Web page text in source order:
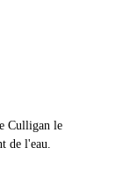
Culligan le
de l'eau.